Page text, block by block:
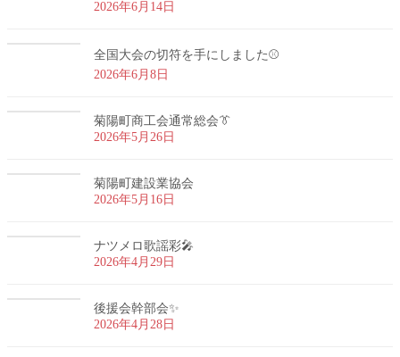
2026年6月14日
全国大会の切符を手にしました⚾
2026年6月8日
菊陽町商工会通常総会👔
2026年5月26日
菊陽町建設業協会
2026年5月16日
ナツメロ歌謡彩🎤
2026年4月29日
後援会幹部会✨
2026年4月28日